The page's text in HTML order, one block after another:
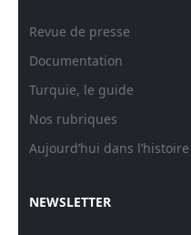
Revue de presse
Documentation
Turquie, le guide
Nos rubriques
Aujourd’hui dans l’histoire
NEWSLETTER